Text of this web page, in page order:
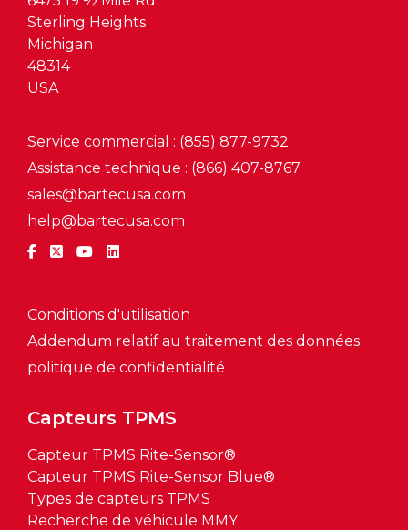
Sterling Heights
Michigan
48314
USA
Capteurs TPMS
Capteur TPMS Rite-Sensor®
Capteur TPMS Rite-Sensor Blue®
Types de capteurs TPMS
Recherche de véhicule MMY
Service commercial : (855) 877-9732
Assistance technique : (866) 407-8767
sales@bartecusa.com
help@bartecusa.com
Conditions d'utilisation
Addendum relatif au traitement des données
politique de confidentialité